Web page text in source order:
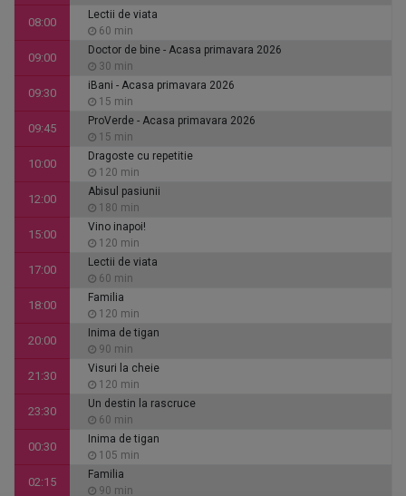
08:00
Lectii de viata
60 min
09:00
Doctor de bine - Acasa primavara 2026
30 min
09:30
iBani - Acasa primavara 2026
15 min
09:45
ProVerde - Acasa primavara 2026
15 min
10:00
Dragoste cu repetitie
120 min
12:00
Abisul pasiunii
180 min
15:00
Vino inapoi!
120 min
17:00
Lectii de viata
60 min
18:00
Familia
120 min
20:00
Inima de tigan
90 min
21:30
Visuri la cheie
120 min
23:30
Un destin la rascruce
60 min
00:30
Inima de tigan
105 min
02:15
Familia
90 min